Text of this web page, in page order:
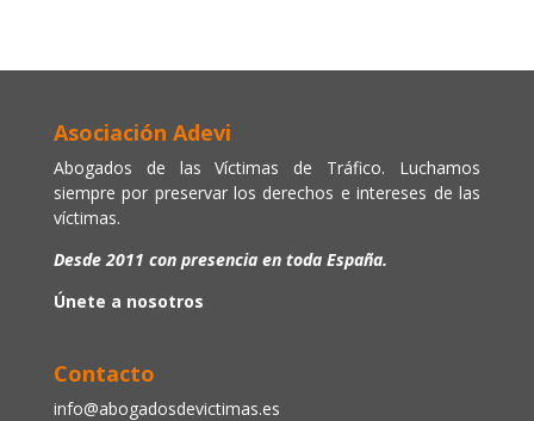
Asociación Adevi
Abogados de las Víctimas de Tráfico. Luchamos
siempre por preservar los derechos e intereses de las
víctimas.
Desde 2011 con presencia en toda España.
Únete a nosotros
Contacto
info@abogadosdevictimas.es